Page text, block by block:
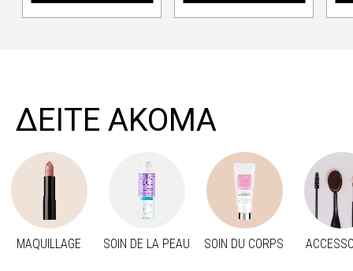
ΔΕΙΤΕ ΑΚΟΜΑ
MAQUILLAGE SOIN DE LA PEAU SOIN DU CORPS